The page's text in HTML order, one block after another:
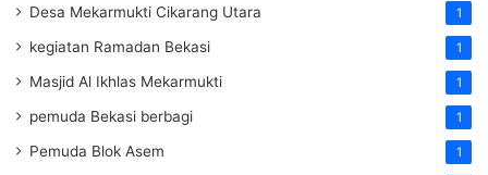
Desa Mekarmukti Cikarang Utara 1
kegiatan Ramadan Bekasi 1
Masjid Al Ikhlas Mekarmukti 1
pemuda Bekasi berbagi 1
Pemuda Blok Asem 1